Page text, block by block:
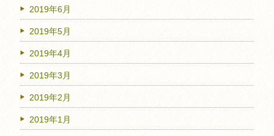
2019年6月
2019年5月
2019年4月
2019年3月
2019年2月
2019年1月